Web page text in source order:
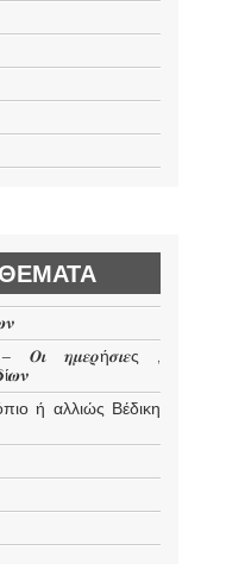
𝜼𝝁𝜺𝝆ή𝝈𝜾𝜺ς ,
ή αλλιώς Βέδικη